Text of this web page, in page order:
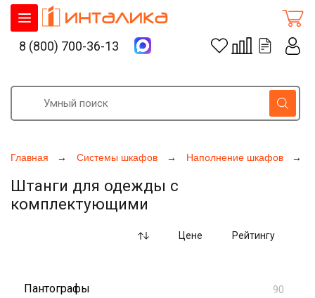
Главная Системы шкафов Наполнение шкафов
Штанги для одежды с
комплектующими
Цене Рейтингу
Пантографы 90
8 (800) 700-36-13